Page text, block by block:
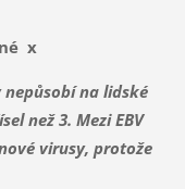
x
nepůsobí na lidské
než 3. Mezi EBV
virusy, protože